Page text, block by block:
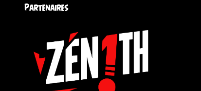
Partenaires